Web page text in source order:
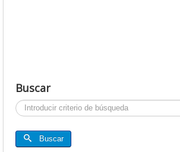
Buscar
Buscar...
Buscar